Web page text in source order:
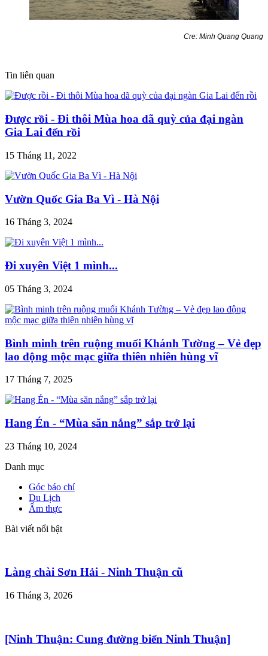
Cre: Minh Quang Quang
Tin liên quan
Được rồi - Đi thôi Mùa hoa dã quỳ của đại ngàn
Gia Lai đến rồi
15 Tháng 11, 2022
Vườn Quốc Gia Ba Vì - Hà Nội
16 Tháng 3, 2024
Đi xuyên Việt 1 mình...
05 Tháng 3, 2024
Bình minh trên ruộng muối Khánh Tường – Vẻ đẹp
lao động mộc mạc giữa thiên nhiên hùng vĩ
17 Tháng 7, 2025
Hang Én - “Mùa săn nắng” sắp trở lại
23 Tháng 10, 2024
Danh mục
Góc báo chí
Du Lịch
Ẩm thực
Bài viết nổi bật
Làng chài Sơn Hải - Ninh Thuận cũ
16 Tháng 3, 2026
[Ninh Thuận: Cung đường biển Ninh Thuận]